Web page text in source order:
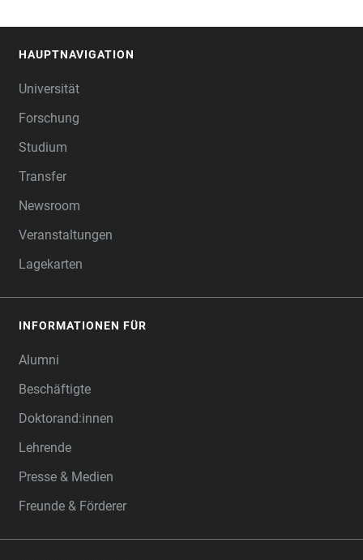
HAUPTNAVIGATION
Universität
Forschung
Studium
Transfer
Newsroom
Veranstaltungen
Lagekarten
INFORMATIONEN FÜR
Alumni
Beschäftigte
Doktorand:innen
Lehrende
Presse & Medien
Freunde & Förderer